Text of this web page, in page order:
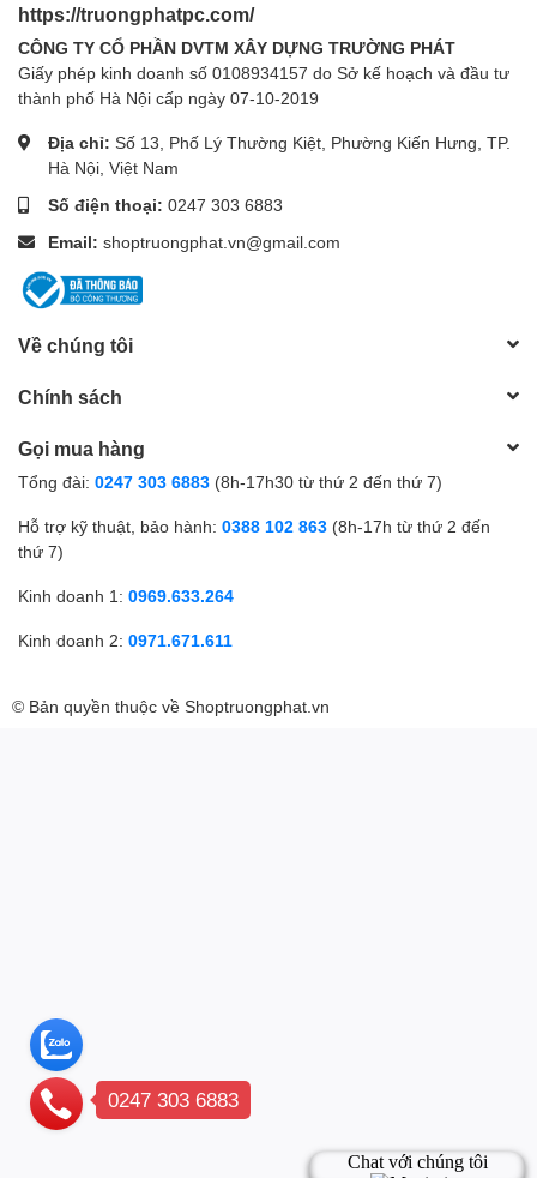
https://truongphatpc.com/
CÔNG TY CỔ PHẦN DVTM XÂY DỰNG TRƯỜNG PHÁT
Giấy phép kinh doanh số 0108934157 do Sở kế hoạch và đầu tư
thành phố Hà Nội cấp ngày 07-10-2019
Địa chỉ: Số 13, Phố Lý Thường Kiệt, Phường Kiến Hưng, TP.
Hà Nội, Việt Nam
Số điện thoại: 0247 303 6883
Email: shoptruongphat.vn@gmail.com
Về chúng tôi
Chính sách
Gọi mua hàng
Tổng đài: 0247 303 6883 (8h-17h30 từ thứ 2 đến thứ 7)
Hỗ trợ kỹ thuật, bảo hành: 0388 102 863 (8h-17h từ thứ 2 đến
thứ 7)
Kinh doanh 1: 0969.633.264
Kinh doanh 2: 0971.671.611
© Bản quyền thuộc về Shoptruongphat.vn
0247 303 6883